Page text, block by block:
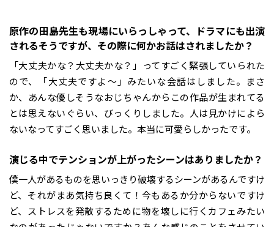
――原作の田島先生も現場にいらっしゃって、ドラマにも出演
されるそうですが、その際に何かお話はされましたか？
「大丈夫かな？大丈夫かな？」ってすごく緊張していられた
ので、「大丈夫ですよ～」みたいな会話はしました。まさ
か、あんな優しそうなおじちゃんからこの作品が生まれてる
とは思えないぐらい、びっくりしました。人は見かけによら
ないなってすごく思いました。本当に可愛らしかったです。
――演じる中でテンションが上がったシーンはありましたか？
僕一人があるものを思いっきり破壊するシーンがあるんですけ
ど、それがまあ気持ち良くて！今もあるか分からないですけ
ど、ストレスを発散するために物を壊しに行くカフェみたい